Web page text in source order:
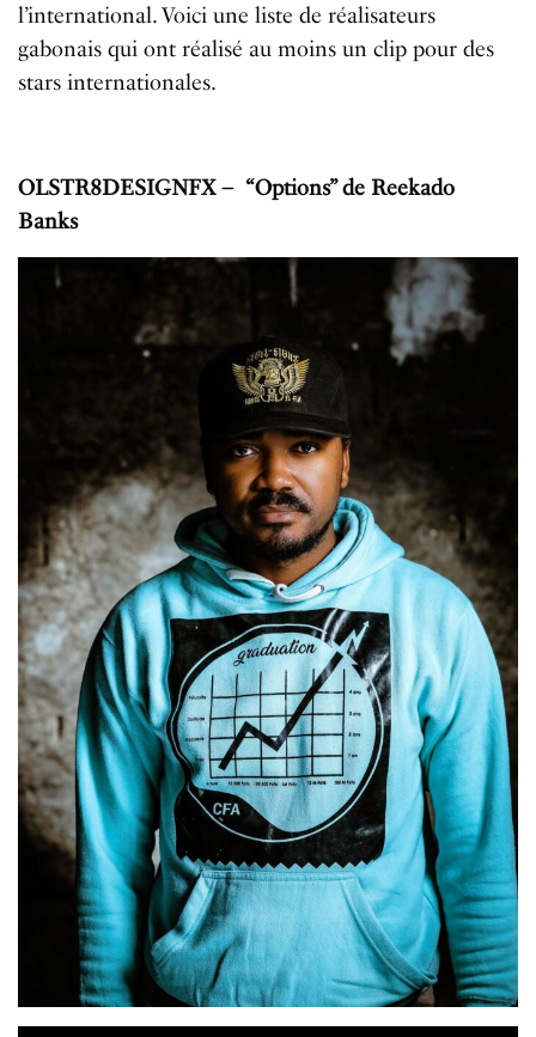
l’international.Voici une liste de réalisateurs
gabonais qui ont réalisé au moins un clip pour des
stars internationales.
OLSTR8DESIGNFX – “Options” de Reekado
Banks